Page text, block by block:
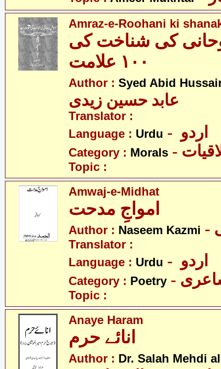
Amraz-e-Roohani ki
کی شناخت کی
Author : Syed Abid
عابد حسین زیدی
Translator :
Language : Urdu
Category : Morals
Topic :
Amwaj-e-Midhat
امواجِ مدحت
Author : Naseem Kazmi
Translator :
Language : Urdu
Category : Poetry
Topic :
Anaye Haram
انائے حرم
Author : Dr. Salah Mehdi